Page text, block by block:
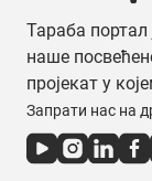
Тараба портал
наше
пројекат у
Запрати нас на